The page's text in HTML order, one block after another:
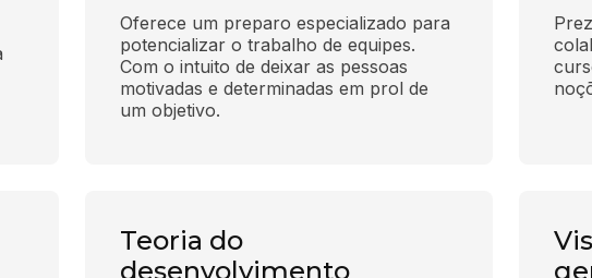
Oferece um preparo especializado para
potencializar o trabalho de equipes.
Com o intuito de deixar as pessoas
motivadas e determinadas em prol de
um objetivo.
Teoria do
desenvolvimento